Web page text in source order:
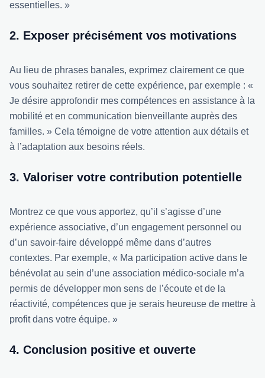
essentielles. »
2. Exposer précisément vos motivations
Au lieu de phrases banales, exprimez clairement ce que
vous souhaitez retirer de cette expérience, par exemple : «
Je désire approfondir mes compétences en assistance à la
mobilité et en communication bienveillante auprès des
familles. » Cela témoigne de votre attention aux détails et
à l’adaptation aux besoins réels.
3. Valoriser votre contribution potentielle
Montrez ce que vous apportez, qu’il s’agisse d’une
expérience associative, d’un engagement personnel ou
d’un savoir-faire développé même dans d’autres
contextes. Par exemple, « Ma participation active dans le
bénévolat au sein d’une association médico-sociale m’a
permis de développer mon sens de l’écoute et de la
réactivité, compétences que je serais heureuse de mettre à
profit dans votre équipe. »
4. Conclusion positive et ouverte